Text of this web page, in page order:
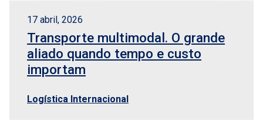
17 abril, 2026
Transporte multimodal. O grande
aliado quando tempo e custo
importam
Logística Internacional